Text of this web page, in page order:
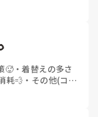
🥵・着替えの多さ
耗💨 ・ その他(コメ